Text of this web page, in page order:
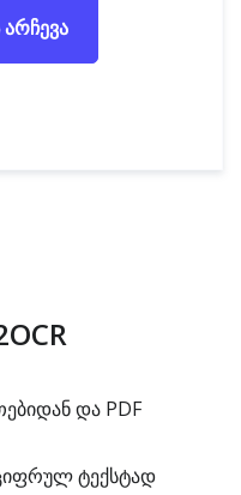
და PDF
ტექსტად